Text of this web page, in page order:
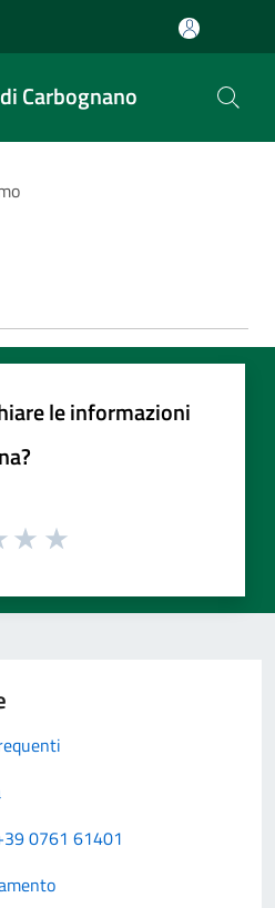
Carbognano
le informazioni
0761 61401